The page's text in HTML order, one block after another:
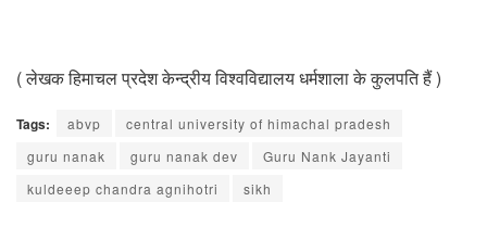
( लेखक हिमाचल प्रदेश केन्द्रीय विश्वविद्यालय धर्मशाला के कुलपति हैं )
Tags: abvp
central university of himachal pradesh
guru nanak
guru nanak dev
Guru Nank Jayanti
kuldeeep chandra agnihotri
sikh